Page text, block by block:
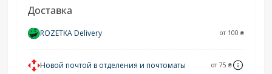
Доставка
ROZETKA Delivery от 100 ₴
Новой почтой в отделения и почтоматы от 75 ₴